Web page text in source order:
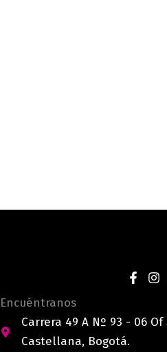
Encuéntranos
Carrera 49 A Nº 93 - 06
Castellana, Bogotá.